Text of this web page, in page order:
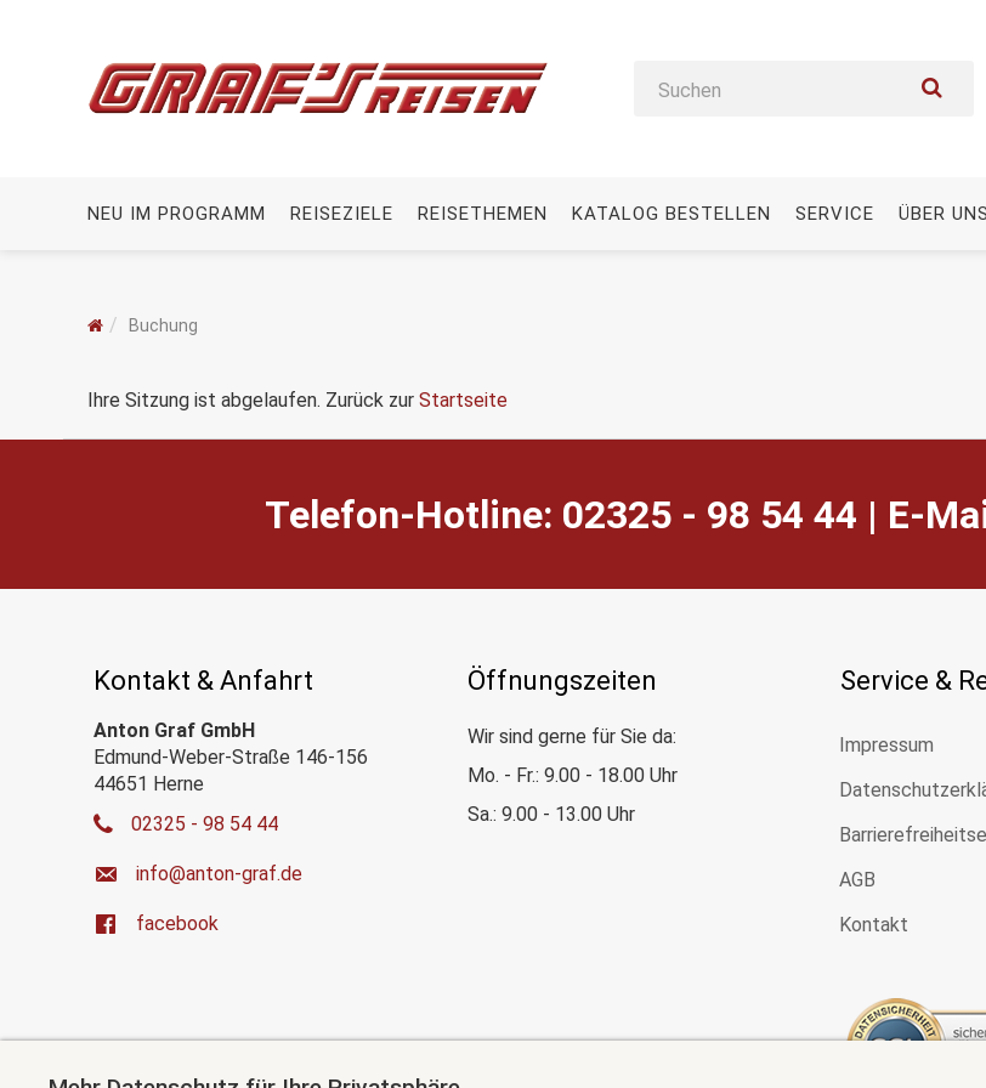
NEU IM PROGRAMM REISEZIELE REISETHEMEN KATALOG BESTELLEN SERVICE ÜBER UNS
Buchung
Ihre Sitzung ist abgelaufen. Zurück zur Startseite
Telefon-Hotline: 02325 - 98 54 44 | E-
Kontakt & Anfahrt
Anton Graf GmbH
Edmund-Weber-Straße 146-156
44651 Herne
02325 - 98 54 44
ed.farg-notna@ofni
facebook
Öffnungszeiten
Wir sind gerne für Sie da:
Mo. - Fr.: 9.00 - 18.00 Uhr
Sa.: 9.00 - 13.00 Uhr
Service &
Impressum
AGB
Kontakt